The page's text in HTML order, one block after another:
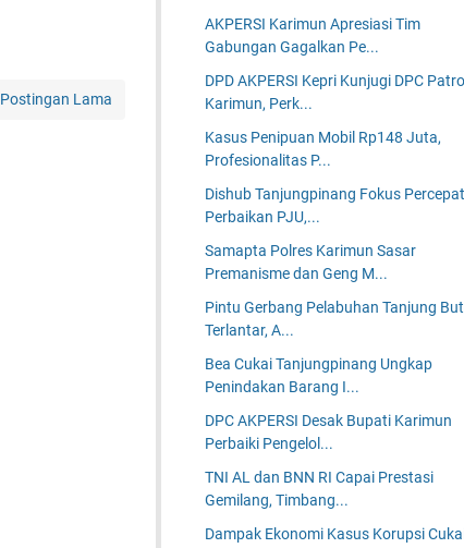
Postingan Lama
AKPERSI Karimun Apresiasi Tim
Gabungan Gagalkan Pe...
DPD AKPERSI Kepri Kunjugi DPC
Karimun, Perk...
Kasus Penipuan Mobil Rp148 Juta,
Profesionalitas P...
Dishub Tanjungpinang Fokus Percepat
Perbaikan PJU,...
Samapta Polres Karimun Sasar
Premanisme dan Geng M...
Pintu Gerbang Pelabuhan Tanjung
Terlantar, A...
Bea Cukai Tanjungpinang Ungkap
Penindakan Barang I...
DPC AKPERSI Desak Bupati Karimun
Perbaiki Pengelol...
TNI AL dan BNN RI Capai Prestasi
Gemilang, Timbang...
Dampak Ekonomi Kasus Korupsi